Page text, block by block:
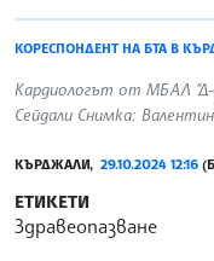
КОРЕСПОНДЕНТ НА БТА В
Кардиологът от МБАЛ
Сейдали Снимка:
КЪРДЖАЛИ, 29.10.2024 12:16
ЕТИКЕТИ
Здравеопазване